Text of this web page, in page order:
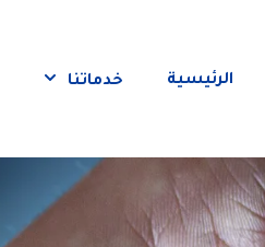
الرئيسية خدماتنا